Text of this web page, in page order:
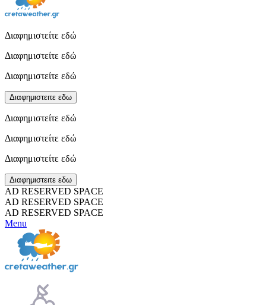
Διαφημιστείτε εδώ
Διαφημιστείτε εδώ
Διαφημιστείτε εδώ
Διαφημιστειτε εδω
Διαφημιστείτε εδώ
Διαφημιστείτε εδώ
Διαφημιστείτε εδώ
Διαφημιστειτε εδω
AD RESERVED SPACE
AD RESERVED SPACE
AD RESERVED SPACE
Menu